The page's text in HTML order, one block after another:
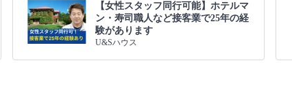
【女性スタッフ同行可能】ホテルマ
ン・寿司職人など接客業で25年の経
験があります
U&Sハウス